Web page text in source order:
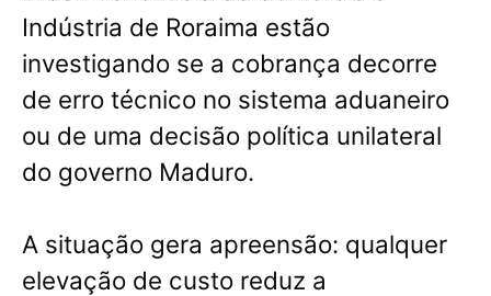
Indústria de Roraima estão
investigando se a cobrança decorre
de erro técnico no sistema aduaneiro
ou de uma decisão política unilateral
do governo Maduro.
A situação gera apreensão: qualquer
elevação de custo reduz a